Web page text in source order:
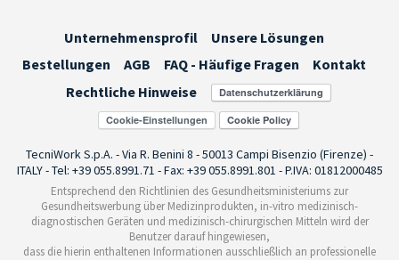
Unternehmensprofil
Unsere Lösungen
Bestellungen
AGB FAQ - Häufige Fragen
Kontakt
Rechtliche Hinweise
Cookie-Einstellungen
TecniWork S.p.A. - Via R. Benini 8 - 50013 Campi Bisenzio (Firenze) -
ITALY - Tel: +39 055.8991.71 - Fax: +39 055.8991.801 - P.IVA: 01812000485
Entsprechend den Richtlinien des Gesundheitsministeriums zur
Gesundheitswerbung über Medizinprodukten, in-vitro medizinisch-
diagnostischen Geräten und medizinisch-chirurgischen Mitteln wird der
Benutzer darauf hingewiesen,
dass die hierin enthaltenen Informationen ausschließlich an professionelle